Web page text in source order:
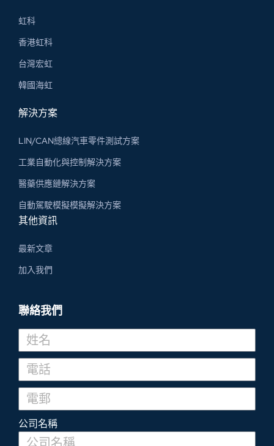
虹科
香港虹科
台灣宏虹
韓國海虹
解決方案
LIN/CAN總線汽車零件測試方案
工業自動化與控制解決方案
醫藥供應鏈解決方案
自動駕駛模擬模擬解決方案
其他資訊
最新文章
加入我們
聯絡我們
公司名稱